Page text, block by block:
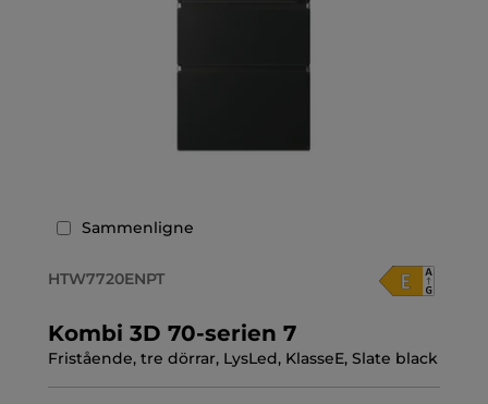
Sammenligne
HTW7720ENPT
Kombi 3D 70-serien 7
Fristående, tre dörrar, LysLed, KlasseE, Slate black